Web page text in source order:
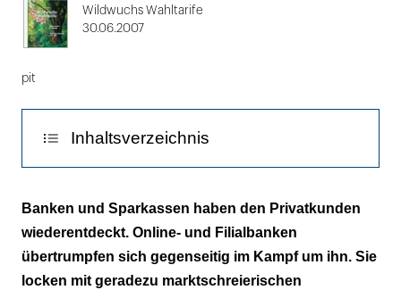
2
Wildwuchs Wahltarife
30.06.2007
pit
Inhaltsverzeichnis
Günstig und gut
Sichere Nummern …
… oder riskantere
Banken und Sparkassen haben den Privatkunden
wiederentdeckt. Online- und Filialbanken
übertrumpfen sich gegenseitig im Kampf um ihn. Sie
locken mit geradezu marktschreierischen